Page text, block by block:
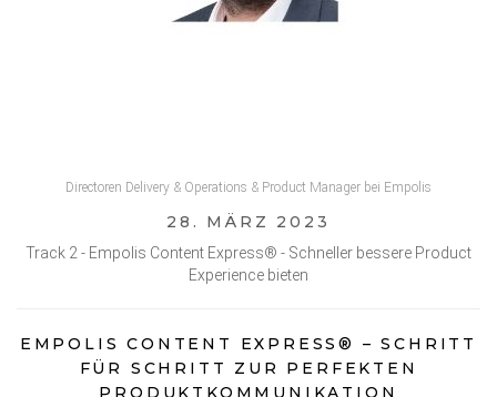
Directoren Delivery & Operations & Product Manager bei Empolis
28. MÄRZ 2023
Track 2 - Empolis Content Express® - Schneller bessere Product
Experience bieten
EMPOLIS CONTENT EXPRESS® – SCHRITT
FÜR SCHRITT ZUR PERFEKTEN
PRODUKTKOMMUNIKATION